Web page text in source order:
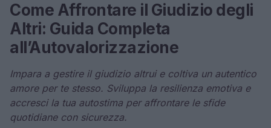
Come Affrontare il Giudizio degli
Altri: Guida Completa
all’Autovalorizzazione
Impara a gestire il giudizio altrui e coltiva un autentico
amore per te stesso. Sviluppa la resilienza emotiva e
accresci la tua autostima per affrontare le sfide
quotidiane con sicurezza.